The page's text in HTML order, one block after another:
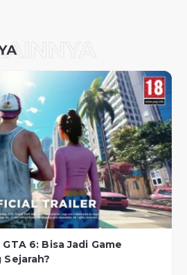
6: Bisa Jadi Game